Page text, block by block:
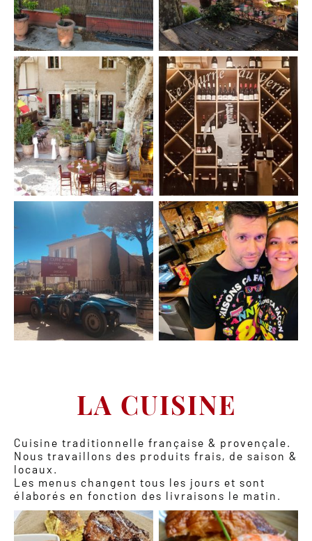
LA CUISINE
Cuisine traditionnelle française & provençale.
Nous travaillons des produits frais, de saison &
locaux.
Les menus changent tous les jours et sont
élaborés en fonction des livraisons le matin.